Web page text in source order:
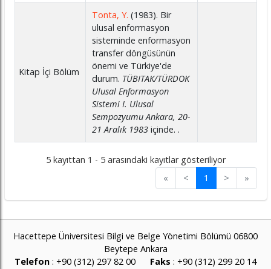
Kitap İçi Bölüm
Tonta, Y. (1983). Bir
ulusal enformasyon
sisteminde enformasyon
transfer döngüsünün
önemi ve Türkiye'de
durum. TÜBITAK/TÜRDOK
Ulusal Enformasyon
Sistemi I. Ulusal
Sempozyumu Ankara, 20-
21 Aralık 1983içinde. .
5 kayıttan 1 - 5 arasındaki kayıtlar gösteriliyor
«
< 1 > »
Hacettepe Üniversitesi Bilgi ve Belge Yönetimi Bölümü 06800
Beytepe Ankara
Telefon : +90 (312) 297 82 00 Faks : +90 (312) 299 20 14